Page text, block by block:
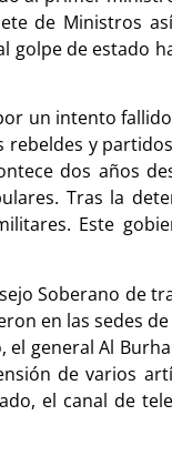
de Ministros
golpe de estado
un intento
rebeldes y
dos años
Tras la
Este
Soberano de
en las sedes
general Al
de varios
el canal de